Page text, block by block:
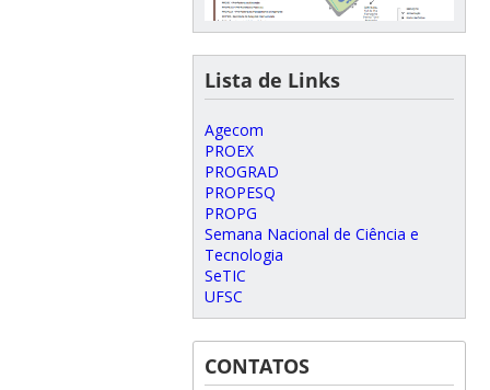
Lista de Links
Agecom
PROEX
PROGRAD
PROPESQ
PROPG
Semana Nacional de Ciência e
Tecnologia
SeTIC
UFSC
CONTATOS